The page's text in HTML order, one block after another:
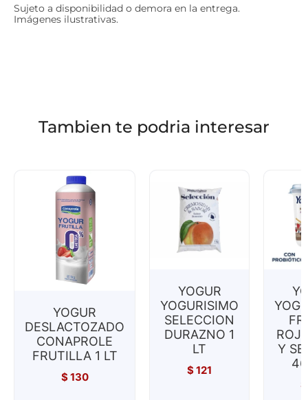
Sujeto a disponibilidad o demora en la entrega.
Imágenes ilustrativas.
Tambien te podria interesar
YOGUR
DESLACTOZADO
CONAPROLE
FRUTILLA 1 LT
$130
YOGUR
YOGURISIMO
SELECCION
DURAZNO 1
LT
$121
Y
$